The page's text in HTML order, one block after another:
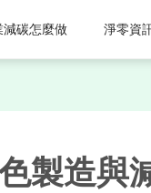
減碳怎麼做 淨零資
製造與